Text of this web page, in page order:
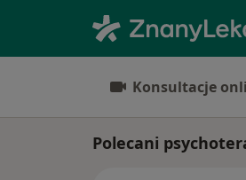
Konsultacje
Polecani